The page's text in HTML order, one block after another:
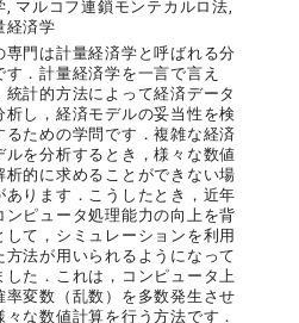
, マルコフ連鎖モンテカルロ法,
経済学
専門は計量経済学と呼ばれる分
す．計量経済学を一言で言え
統計的方法によって経済データ
析し，経済モデルの妥当性を検
るための学問です．複雑な経済
ルを分析するとき，様々な数値
析的に求めることができない場
あります．こうしたとき，近年
ンピュータ処理能力の向上を背
して，シミュレーションを利用
方法が用いられるようになって
した．これは，コンピュータ上
率変数（乱数）を多数発生させ
々な数値計算を行う方法です．